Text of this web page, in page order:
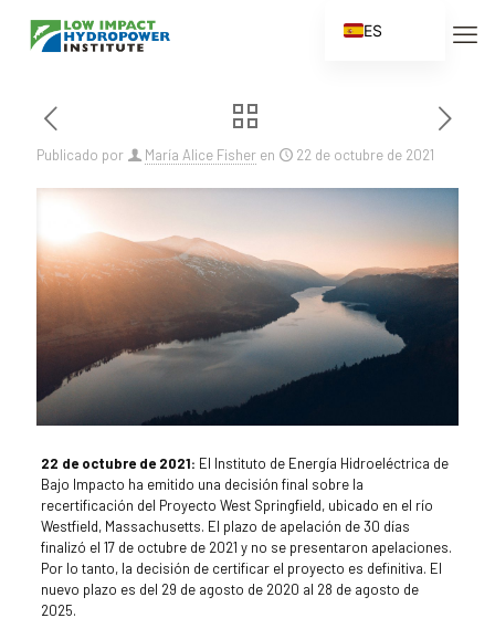
Publicado por María Alice Fisher en 22 de octubre de 2021
22 de octubre de 2021: El Instituto de Energía Hidroeléctrica de
Bajo Impacto ha emitido una decisión final sobre la
recertificación del Proyecto West Springfield, ubicado en el río
Westfield, Massachusetts. El plazo de apelación de 30 días
finalizó el 17 de octubre de 2021 y no se presentaron apelaciones.
Por lo tanto, la decisión de certificar el proyecto es definitiva. El
nuevo plazo es del 29 de agosto de 2020 al 28 de agosto de
2025.
ES